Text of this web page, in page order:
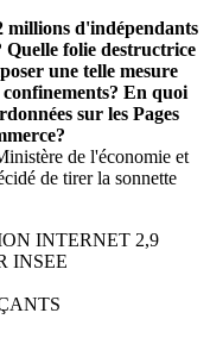
d'indépendants
folie destructrice
une telle mesure
En quoi
sur les Pages
de l'économie et
de tirer la sonnette
INTERNET 2,9
INSEE